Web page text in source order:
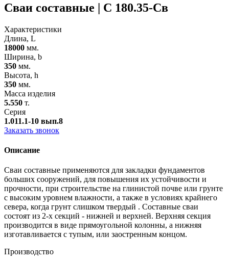
Сваи составные | С 180.35-Св
Характеристики
Длина, L
18000 мм.
Ширина, b
350 мм.
Высота, h
350 мм.
Масса изделия
5.550 т.
Серия
1.011.1-10 вып.8
Заказать звонок
Описание
Сваи составные применяются для закладки фундаментов
больших сооружений, для повышения их устойчивости и
прочности, при строительстве на глинистой почве или грунте
с высоким уровнем влажности, а также в условиях крайнего
севера, когда грунт слишком твердый . Составные сваи
состоят из 2-х секций - нижней и верхней. Верхняя секция
производится в виде прямоугольной колонны, а нижняя
изготавливается с тупым, или заостренным концом.
Производство